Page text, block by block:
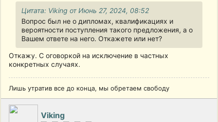
Цитата: Viking от Июнь 27, 2024, 08:52
Вопрос был не о дипломах, квалификациях и
вероятности поступления такого предложения, а о
Вашем ответе на него. Откажете или нет?
Откажу. С оговоркой на исключение в частных
конкретных случаях.
Лишь утратив все до конца, мы обретаем свободу
Viking